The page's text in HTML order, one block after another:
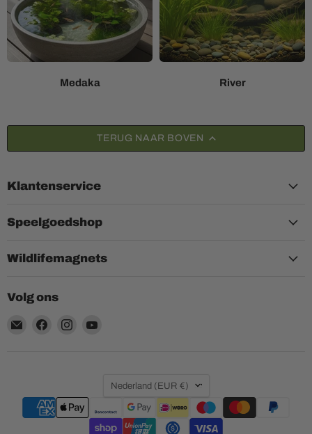
Medaka River
TERUG NAAR BOVEN
Klantenservice
Speelgoedshop
Wildlifemagnets
Volg ons
Email
Vind
Vind
Land
Nederland (EUR €)